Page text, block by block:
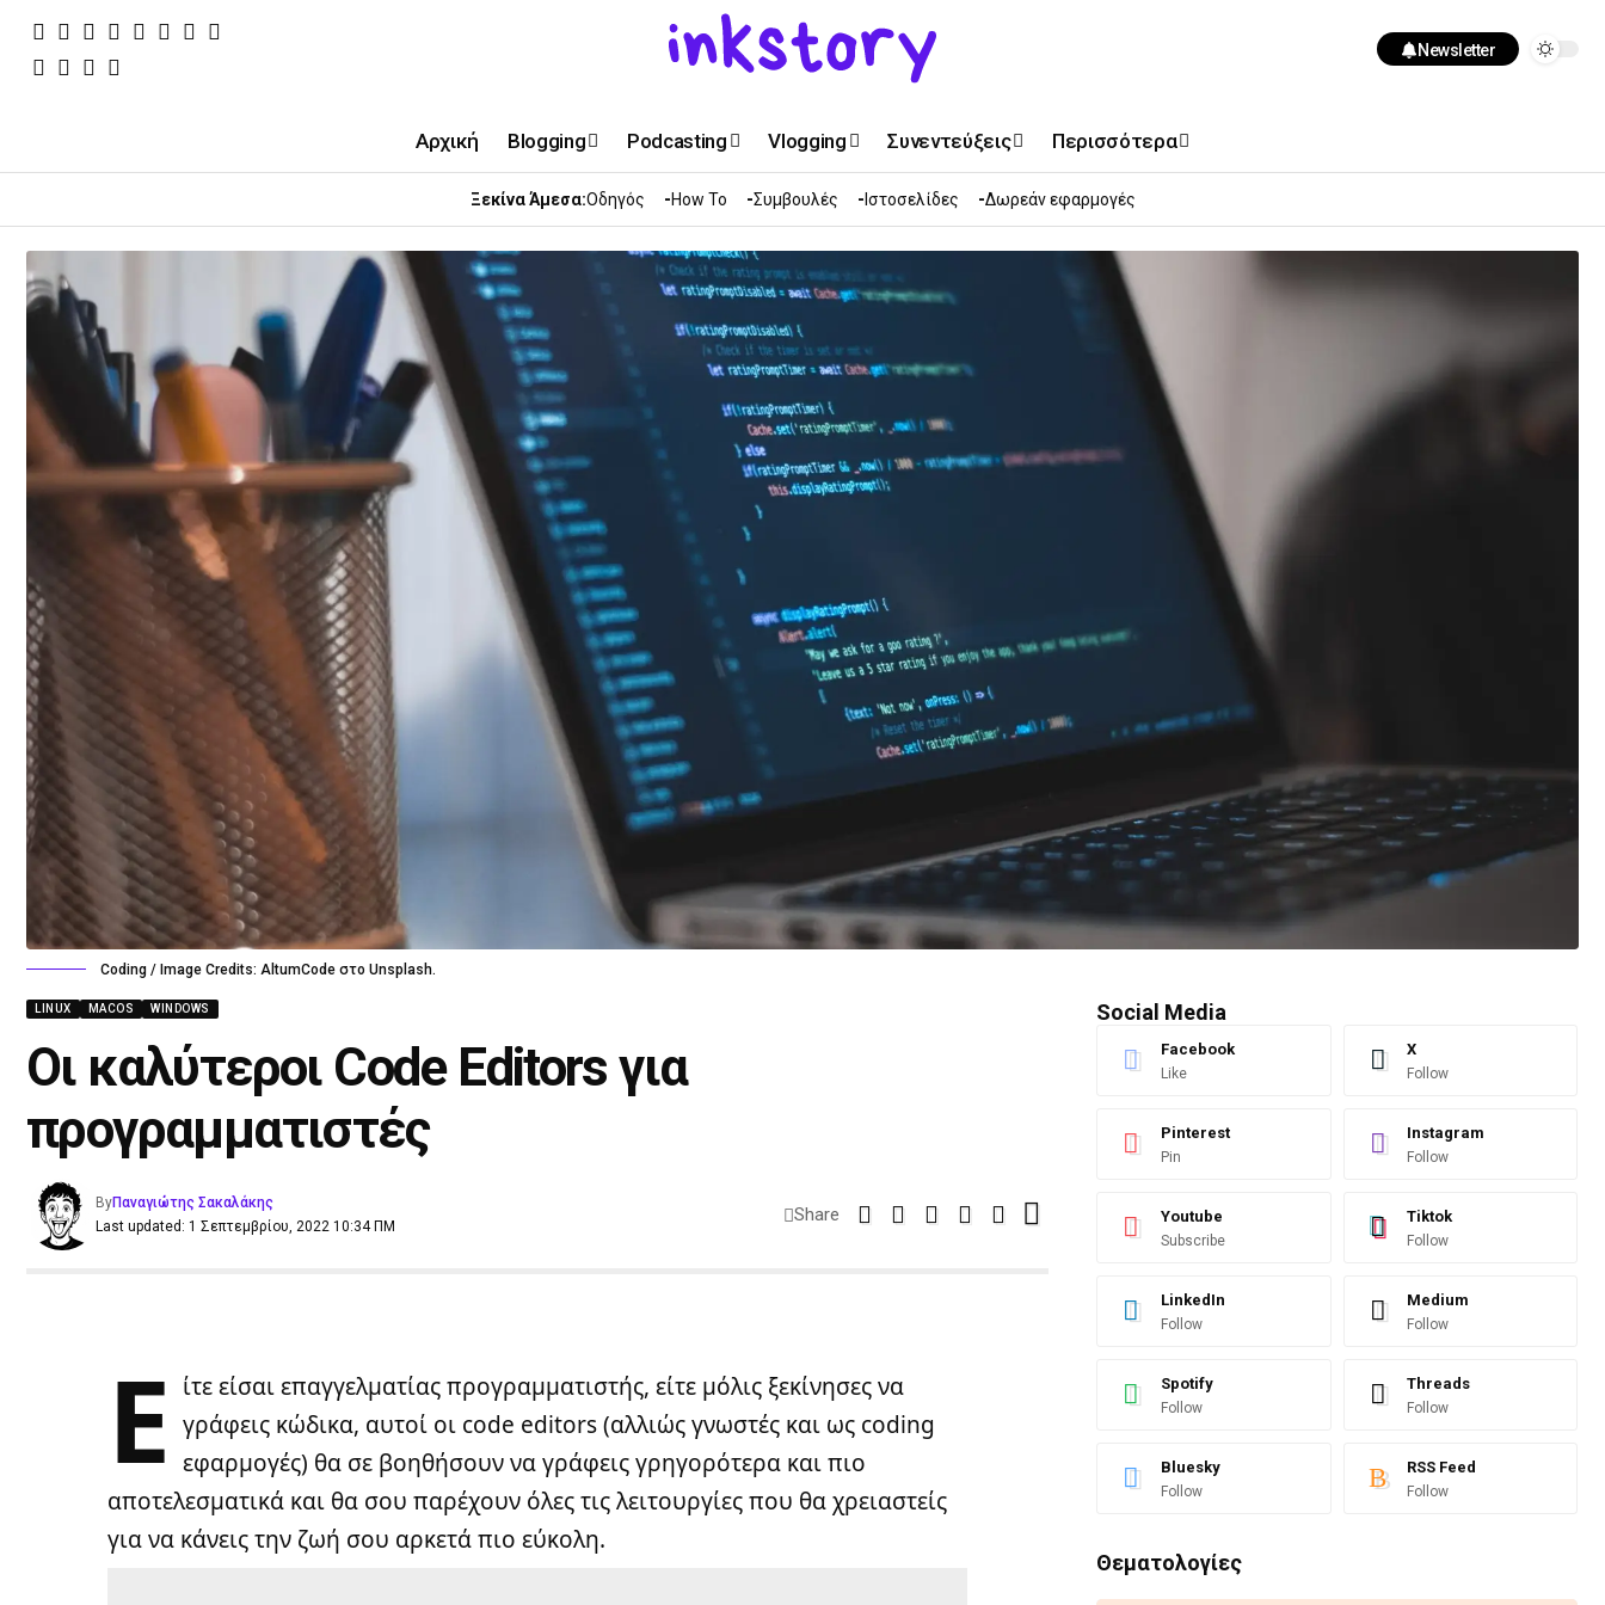
Newsletter
Αρχική Blogging Podcasting Vlogging Συνεντεύξεις Περισσότερα
Ξεκίνα Άμεσα:Οδηγός How To Συμβουλές Ιστοσελίδες Δωρεάν εφαρμογές
Coding / Image Credits: AltumCode στο Unsplash.
LINUX MACOS WINDOWS
Οι καλύτεροι Code Editors για
προγραμματιστές
Last updated: 1 Σεπτεμβρίου, 2022 10:34 ΠΜ
ByΠαναγιώτης Σακαλάκης
Share
Ε
ίτε είσαι επαγγελματίας προγραμματιστής, είτε μόλις ξεκίνησες να
γράφεις κώδικα, αυτοί οι code editors (αλλιώς γνωστές και ως coding
εφαρμογές) θα σε βοηθήσουν να γράφεις γρηγορότερα και πιο
αποτελεσματικά και θα σου παρέχουν όλες τις λειτουργίες που θα χρειαστείς
για να κάνεις την ζωή σου αρκετά πιο εύκολη.
Social Media
Facebook
Like
X
Follow
Pinterest
Pin
Instagram
Follow
Youtube
Subscribe
Tiktok
Follow
LinkedIn
Follow
Medium
Follow
Spotify
Follow
Threads
Follow
Bluesky
Follow
RSS Feed
Follow
Θεματολογίες